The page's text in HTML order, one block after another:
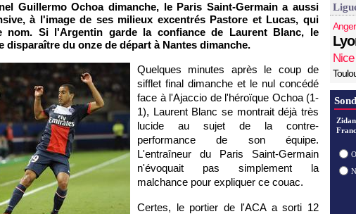
Guillermo Ochoa dimanche, le Paris Saint-Germain a aussi
à l'image de ses milieux excentrés Pastore et Lucas, qui
nom. Si l'Argentin garde la confiance de Laurent Blanc, le
disparaître du onze de départ à Nantes dimanche.
Quelques minutes après le coup de
sifflet final dimanche et le nul concédé
face à l'Ajaccio de l'héroïque Ochoa (1-
1), Laurent Blanc se montrait déjà très
lucide au sujet de la contre-
performance de son équipe.
L'entraîneur du Paris Saint-Germain
n'évoquait pas simplement la
malchance pour expliquer ce couac.
Certes, le portier de l'ACA a sorti 12
Nice